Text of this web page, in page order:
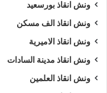
ونش انقاذ بورسعيد
ونش انقاذ الف مسكن
ونش انقاذ الاميرية
ونش انقاذ مدينة السادات
ونش انقاذ العلمين